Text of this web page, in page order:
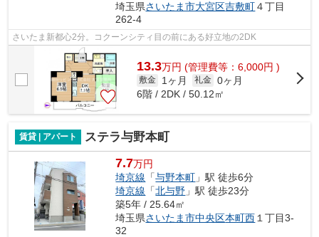
埼玉県さいたま市大宮区吉敷町４丁目
262-4
さいたま新都心2分。コクーンシティ目の前にある好立地の2DK
13.3万円 (管理費等：6,000円 )
敷金 1ヶ月 礼金 0ヶ月
6階 / 2DK / 50.12㎡
賃貸 | アパート ステラ与野本町
7.7万円
埼京線 「与野本町 」駅 徒歩6分
埼京線 「北与野 」駅 徒歩23分
築5年 / 25.64㎡
埼玉県さいたま市中央区本町西 １丁目3-
32